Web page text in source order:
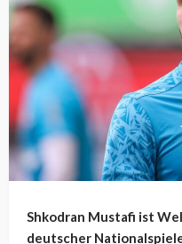
Shkodran Mustafi ist
deutscher